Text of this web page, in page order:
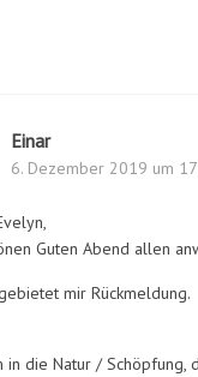
Einar
6. Dezember 2019 um
Guten Abend allen
mir Rückmeldung.
in die Natur / Schöpfung,